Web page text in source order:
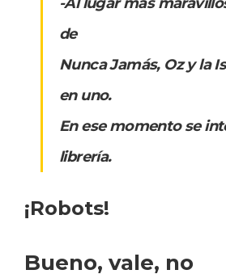
de
Nunca Jamás, Oz y la
en uno.
En ese momento se
librería.
¡Robots!
Bueno, vale, no